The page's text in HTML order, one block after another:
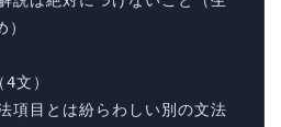
文）
項目とは紛らわしい別の文法